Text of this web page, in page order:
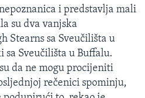
i predstavlja mali
su dva vanjska
Stearns sa Sveučilišta u
sa Sveučilišta u Buffalu.
da ne mogu procijeniti
rečenici spominju,